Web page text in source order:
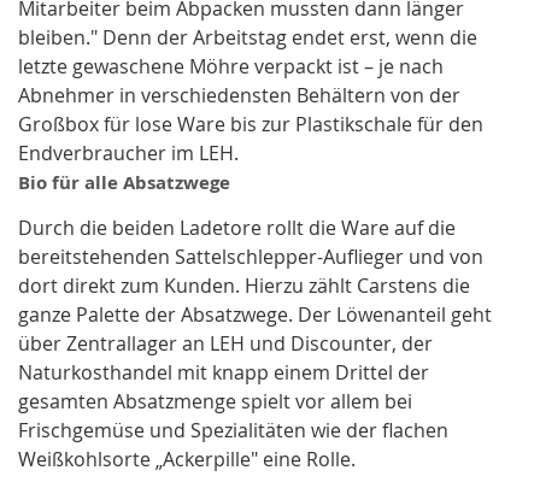
Mitarbeiter beim Abpacken mussten dann länger
bleiben." Denn der Arbeitstag endet erst, wenn die
letzte gewaschene Möhre verpackt ist – je nach
Abnehmer in verschiedensten Behältern von der
Großbox für lose Ware bis zur Plastikschale für den
Endverbraucher im LEH.
Bio für alle Absatzwege
Durch die beiden Ladetore rollt die Ware auf die
bereitstehenden Sattelschlepper-Auflieger und von
dort direkt zum Kunden. Hierzu zählt Carstens die
ganze Palette der Absatzwege. Der Löwenanteil geht
über Zentrallager an LEH und Discounter, der
Naturkosthandel mit knapp einem Drittel der
gesamten Absatzmenge spielt vor allem bei
Frischgemüse und Spezialitäten wie der flachen
Weißkohlsorte „Ackerpille" eine Rolle.